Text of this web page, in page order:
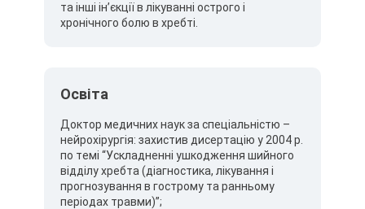
та інші ін’єкції в лікуванні острого і
хронічного болю в хребті.
Освіта
Доктор медичних наук за спеціальністю –
нейрохірургія: захистив дисертацію у 2004 р.
по темі “Ускладненні ушкодження шийного
відділу хребта (діагностика, лікування і
прогнозування в гострому та ранньому
періодах травми)”;